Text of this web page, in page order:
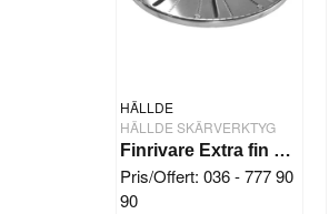
HÄLLDE
HÄLLDE SKÄRVERKTYG
Finrivare Extra fin Hällde RG-300i/350/400
Pris/Offert: 036 - 777 90
90